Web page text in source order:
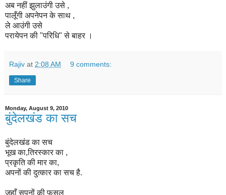
अब नहीं झुलाउंगी उसे ,
पालूँगी अपनेपन के साथ ,
ले आउंगी उसे
परायेपन की "परिधि" से बाहर ।
Rajiv at 2:08 AM 9 comments:
Share
Monday, August 9, 2010
बुंदेलखंड का सच
बुंदेलखंड का सच
भूख का,तिरस्कार का ,
प्रकृति की मार का,
अपनों की दुत्कार का सच है.
जहाँ सपनों की फसल